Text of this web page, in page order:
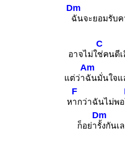
Dm
ฉันจะยอมรับ
อาจไม่ใ
C
ช่คนดีเ
แต่ว่า
Am
ฉันมั่นใจแ
ห
F
ากว่าฉันไม่พอ
ก็อย่า
Dm
รั้งกันเ